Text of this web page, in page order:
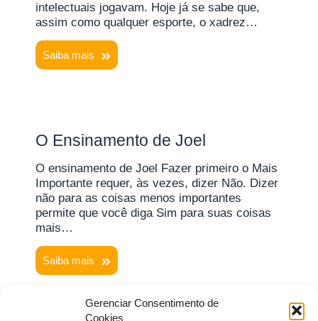
Gerenciar Consentimento de
Cookies
intelectuais jogavam. Hoje já se sabe que,
assim como qualquer esporte, o xadrez…
Saiba mais
O Ensinamento de Joel
O ensinamento de Joel Fazer primeiro o Mais
Importante requer, às vezes, dizer Não. Dizer
não para as coisas menos importantes
permite que você diga Sim para suas coisas
mais…
Saiba mais